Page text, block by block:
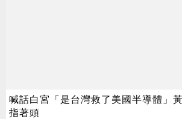
喊話白宮「是台灣救了美國半導體」
指著頭